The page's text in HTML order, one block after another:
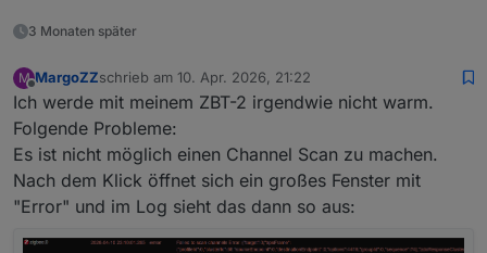
3 Monaten später
M
Offline
MargoZZschrieb am 10. Apr. 2026, 21:22
zuletzt editiert von
Ich werde mit meinem ZBT-2 irgendwie nicht warm.
Folgende Probleme:
Es ist nicht möglich einen Channel Scan zu machen.
Nach dem Klick öffnet sich ein großes Fenster mit
"Error" und im Log sieht das dann so aus: